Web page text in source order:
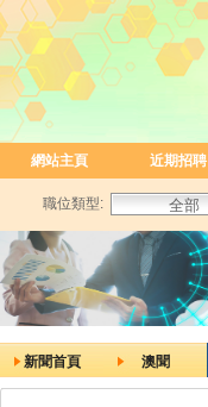
網站主頁 近期招聘
職位類型:
新聞首頁 澳聞